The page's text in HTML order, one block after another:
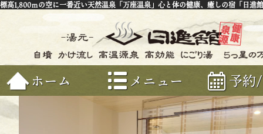
標高1,800ｍの空に一番近い天然温泉「万座温泉」心と体の健康、癒しの宿「日進
ホーム メニュー 予約